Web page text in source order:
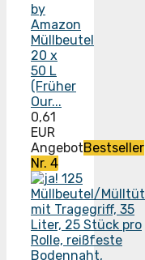
by
Amazon
Müllbeutel
20 x
50 L
(Früher
Our...
0,61
EUR
AngebotBestseller
Nr. 4